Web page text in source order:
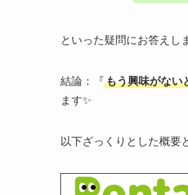
といった疑問にお答えし
結論：『もう興味がない
ます✨
以下ざっくりとした概要